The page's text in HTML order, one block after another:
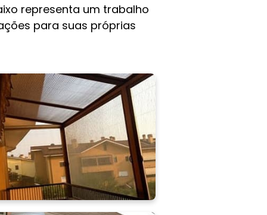
representa um trabalho
para suas próprias